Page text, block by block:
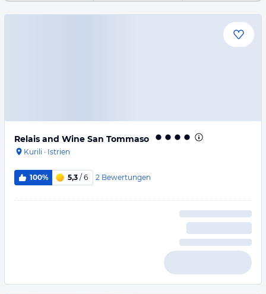
Relais and Wine San Tommaso
Kurili · Istrien
100% 5,3 / 6 2 Bewertungen